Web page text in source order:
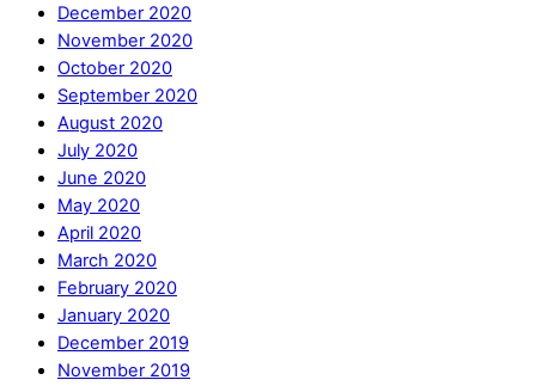
December 2020
November 2020
October 2020
September 2020
August 2020
July 2020
June 2020
May 2020
April 2020
March 2020
February 2020
January 2020
December 2019
November 2019